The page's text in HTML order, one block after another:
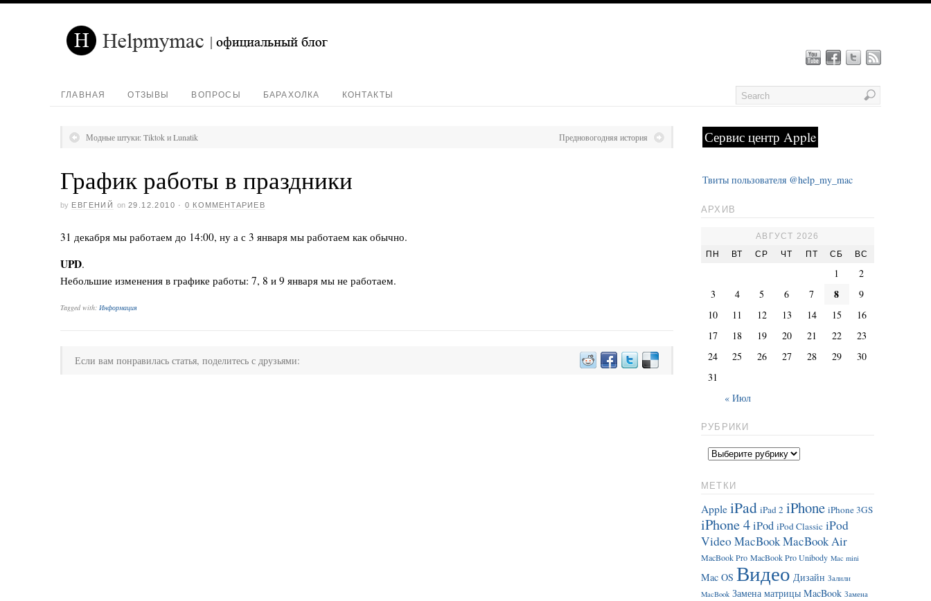
ГЛАВНАЯ ОТЗЫВЫ ВОПРОСЫ БАРАХОЛКА КОНТАКТЫ
Модные штуки: Tiktok и Lunatik Предновогодняя история
График работы в праздники
by ЕВГЕНИЙ on 29.12.2010 ·0 КОММЕНТАРИЕВ
31 декабря мы работаем до 14:00, ну а с 3 января мы работаем как обычно.
UPD.
Небольшие изменения в графике работы: 7, 8 и 9 января мы не работаем.
Tagged with: Информация
Если вам понравилась статья, поделитесь с друзьями:
Сервис центр Apple
Твиты пользователя @help_my_mac
АРХИВ
АВГУСТ 2026
ПН
ВТ СР ЧТ ПТ СБ ВС
« Июл
1
2
3
4 5 6 7 8
9
10
11 12 13 14 15
16
17
18 19 20 21 22
23
24
25 26 27 28 29
30
31
РУБРИКИ
МЕТКИ
Apple iPad iPad 2 iPhone iPhone 3GS
iPhone 4iPod iPod Classic iPod
VideoMacBookMacBook Air
MacBook Pro MacBook Pro Unibody Mac mini
Mac OS Видео Дизайн Залили
MacBook Замена матрицы MacBook Замена